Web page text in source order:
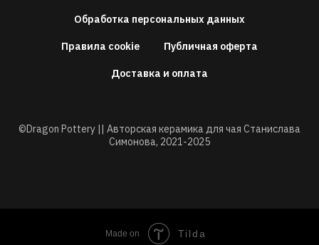
Обработка персональных данных
Правила cookie Публичная оферта
Доставка и оплата
©Dragon Pottery || Авторская керамика для чая Станислава
Симонова, 2021-2025
Made on Tilda